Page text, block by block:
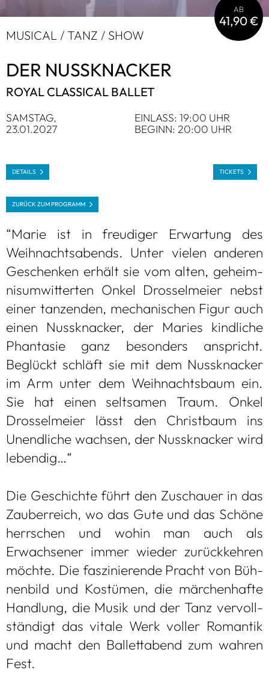
MUSI­CAL / TANZ / SHOW
DER NUSS­KNA­CKER
ROYAL CLAS­SI­CAL BAL­LET
SAMS­TAG,
23.01.2027
EIN­LASS: 19:00 UHR
BEGINN: 20:00 UHR
AB
41,90 €
DETAILS
ZURÜCK ZUM PRO­GRAMM
TICKETS
“Marie ist in freu­di­ger Erwar­tung des
Weih­nachts­abends. Unter vie­len ande­ren
Geschen­ken erhält sie vom alten, geheim­
nis­um­wit­ter­ten Onkel Dros­sel­meier nebst
einer tan­zen­den, mecha­ni­schen Figur auch
einen Nuss­kna­cker, der Maries kind­li­che
Phan­ta­sie ganz beson­ders anspricht.
Beglückt schläft sie mit dem Nuss­kna­cker
im Arm unter dem Weih­nachts­baum ein.
Sie hat einen selt­sa­men Traum. Onkel
Dros­sel­meier lässt den Christ­baum ins
Unend­li­che wach­sen, der Nuss­kna­cker wird
leben­dig…“
Die Geschichte führt den Zuschauer in das
Zau­ber­reich, wo das Gute und das Schöne
herr­schen und wohin man auch als
Erwach­se­ner immer wie­der zurück­keh­ren
möchte. Die fas­zi­nie­rende Pracht von Büh­
nen­bild und Kos­tü­men, die mär­chen­hafte
Hand­lung, die Musik und der Tanz ver­voll­
stän­digt das vitale Werk vol­ler Roman­tik
und macht den Bal­lett­abend zum wah­ren
Fest.